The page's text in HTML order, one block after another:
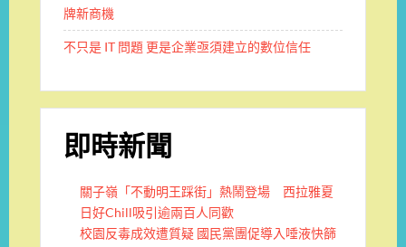
牌新商機
不只是 IT 問題 更是企業亟須建立的數位信任
即時新聞
關子嶺「不動明王踩街」熱鬧登場 西拉雅夏
日好Chill吸引逾兩百人同歡
校園反毒成效遭質疑 國民黨團促導入唾液快篩